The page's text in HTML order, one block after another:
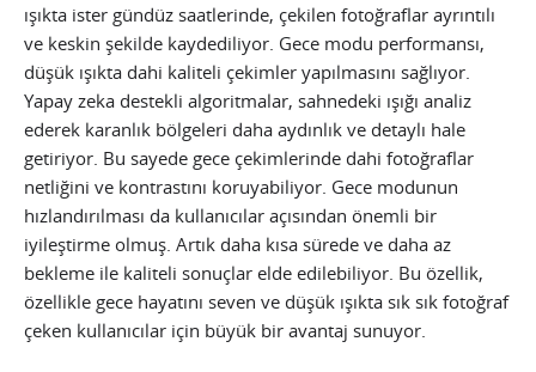
ışıkta ister gündüz saatlerinde, çekilen fotoğraflar ayrıntılı
ve keskin şekilde kaydediliyor. Gece modu performansı,
düşük ışıkta dahi kaliteli çekimler yapılmasını sağlıyor.
Yapay zeka destekli algoritmalar, sahnedeki ışığı analiz
ederek karanlık bölgeleri daha aydınlık ve detaylı hale
getiriyor. Bu sayede gece çekimlerinde dahi fotoğraflar
netliğini ve kontrastını koruyabiliyor. Gece modunun
hızlandırılması da kullanıcılar açısından önemli bir
iyileştirme olmuş. Artık daha kısa sürede ve daha az
bekleme ile kaliteli sonuçlar elde edilebiliyor. Bu özellik,
özellikle gece hayatını seven ve düşük ışıkta sık sık fotoğraf
çeken kullanıcılar için büyük bir avantaj sunuyor.